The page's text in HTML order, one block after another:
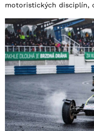
motoristických disciplín,